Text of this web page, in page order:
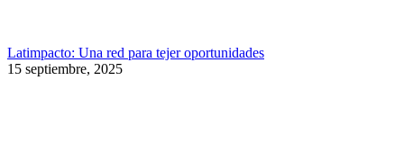
Latimpacto: Una red para tejer oportunidades
15 septiembre, 2025